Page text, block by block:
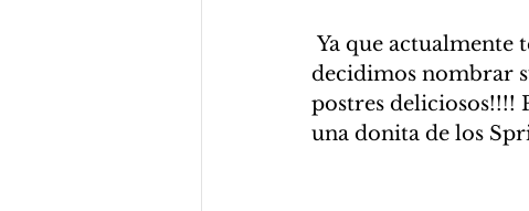
decidimos nombrar
postres deliciosos!!!!
una donita de los